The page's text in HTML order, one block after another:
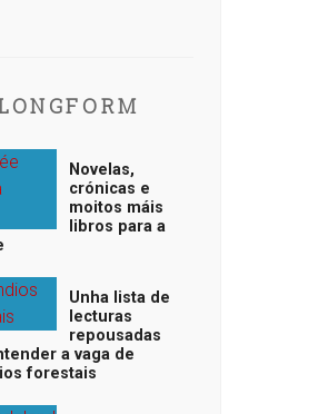
Novelas,
crónicas e
moitos máis
libros para a
Unha lista de
lecturas
repousadas
a vaga de
forestais